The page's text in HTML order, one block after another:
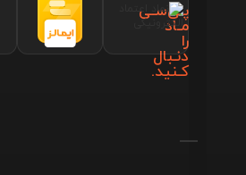
پـی‌سـی
مـاد
را
دنـبال
کـنید.